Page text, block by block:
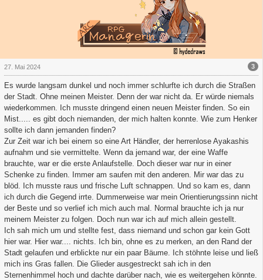
3
27. Mai 2024
Es wurde langsam dunkel und noch immer schlurfte ich durch die Straßen
der Stadt. Ohne meinen Meister. Denn der war nicht da. Er würde niemals
wiederkommen. Ich musste dringend einen neuen Meister finden. So ein
Mist..... es gibt doch niemanden, der mich halten konnte. Wie zum Henker
sollte ich dann jemanden finden?
Zur Zeit war ich bei einem so eine Art Händler, der herrenlose Ayakashis
aufnahm und sie vermittelte. Wenn da jemand war, der eine Waffe
brauchte, war er die erste Anlaufstelle. Doch dieser war nur in einer
Schenke zu finden. Immer am saufen mit den anderen. Mir war das zu
blöd. Ich musste raus und frische Luft schnappen. Und so kam es, dann
ich durch die Gegend irrte. Dummerweise war mein Orientierungssinn nicht
der Beste und so verlief ich mich auch mal. Normal brauchte ich ja nur
meinem Meister zu folgen. Doch nun war ich auf mich allein gestellt.
Ich sah mich um und stellte fest, dass niemand und schon gar kein Gott
hier war. Hier war.... nichts. Ich bin, ohne es zu merken, an den Rand der
Stadt gelaufen und erblickte nur ein paar Bäume. Ich stöhnte leise und ließ
mich ins Gras fallen. Die Glieder ausgestreckt sah ich in den
Sternenhimmel hoch und dachte darüber nach, wie es weitergehen könnte.